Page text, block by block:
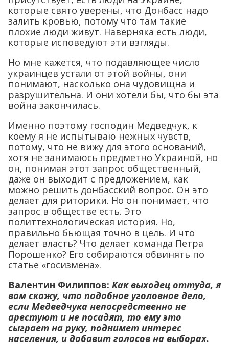
которые свято уверены, что Донбасс надо
залить кровью, потому что там такие
плохие люди живут. Наверняка есть люди,
которые исповедуют эти взгляды.
Но мне кажется, что подавляющее число
украинцев устали от этой войны, они
понимают, насколько она чудовищна и
разрушительна. И они хотели бы, что бы эта
война закончилась.
Именно поэтому господин Медведчук, к
коему я не испытываю нежных чувств,
потому, что не вижу для этого оснований,
хотя не занимаюсь предметно Украиной, но
он, понимая этот запрос общественный,
даже он выходит с предложением, как
можно решить донбасский вопрос. Он это
делает для риторики. Но он понимает, что
запрос в обществе есть. Это
политтехнологическая история. Но,
правильно бьющая точно в цель. И что
делает власть? Что делает команда Петра
Порошенко? Его собираются обвинять по
статье «госизмена».
Валентин Филиппов: Как выходец оттуда, я
вам скажу, что подобное уголовное дело,
если Медведчука непосредственно не
арестуют и не посадят, то ему это
сыграет на руку, поднимет интерес
населения, и добавит голосов на выборах.